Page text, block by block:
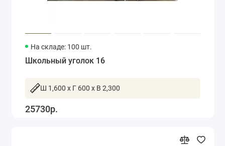
На складе: 100 шт.
Школьный уголок 16
Ш 1,600 x Г 600 x В 2,300
25730р.